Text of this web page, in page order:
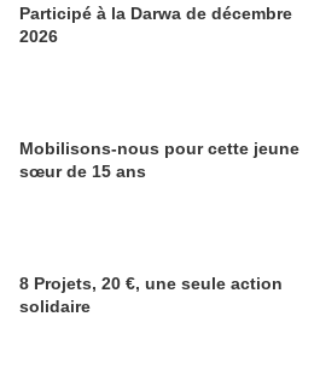
Participé à la Darwa de décembre
2026
Mobilisons-nous pour cette jeune
sœur de 15 ans
8 Projets, 20 €, une seule action
solidaire